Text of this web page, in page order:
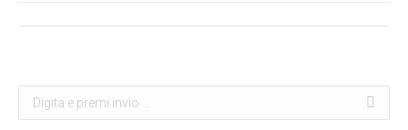
Post
Search:
Cerca